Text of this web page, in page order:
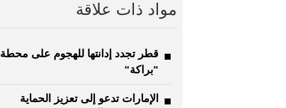
مواد ذات علاقة
قطر تجدد إدانتها للهجوم على محطة
"براكة"
الإمارات تدعو إلى تعزيز الحماية